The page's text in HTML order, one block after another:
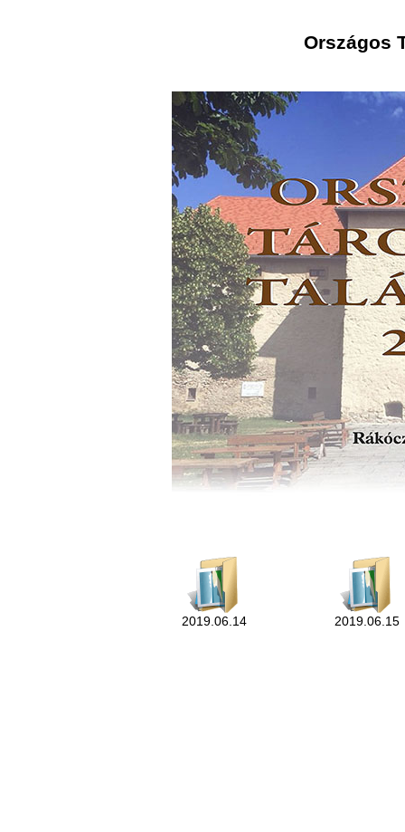
Országos
2019.06.14 2019.06.15